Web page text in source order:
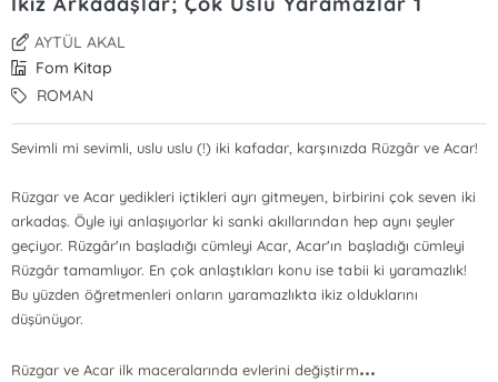
AYTÜL AKAL
Fom Kitap
ROMAN
Sevimli mi sevimli, uslu uslu (!) iki kafadar, karşınızda Rüzgâr ve Acar!
Rüzgar ve Acar yedikleri içtikleri ayrı gitmeyen, birbirini çok seven iki
arkadaş. Öyle iyi anlaşıyorlar ki sanki akıllarından hep aynı şeyler
geçiyor. Rüzgâr'ın başladığı cümleyi Acar, Acar'ın başladığı cümleyi
Rüzgâr tamamlıyor. En çok anlaştıkları konu ise tabii ki yaramazlık!
Bu yüzden öğretmenleri onların yaramazlıkta ikiz olduklarını
düşünüyor.
Rüzgar ve Acar ilk maceralarında evlerini değiştirm...